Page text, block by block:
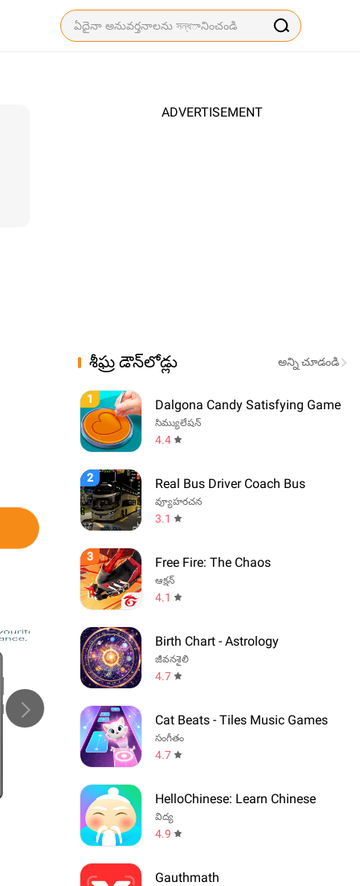
ADVERTISEMENT
శీఘ్ర డౌన్‌లోడ్లు అన్ని చూడండి
1 Dalgona Candy Satisfying Game
సిమ్యులేషన్
4.4
2 Real Bus Driver Coach Bus
వ్యూహరచన
3.1
3 Free Fire: The Chaos
ఆక్షన్
4.1
Birth Chart - Astrology
జీవనశైలి
4.7
Cat Beats - Tiles Music Games
సంగీతం
4.7
HelloChinese: Learn Chinese
విద్య
4.9
Gauthmath